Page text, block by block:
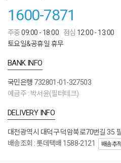
1600-7871
주중09:00 - 18:00 점심 12:00 - 13:00
토요일&공휴일 휴무
BANK INFO
국민은행 732801-01-327503
예금주 : 박서윤(필터테크)
DELIVERY INFO
대전광역시 대덕구 덕암북로70번길 35
배송조회 : 롯데택배 1588-2121
배송추적